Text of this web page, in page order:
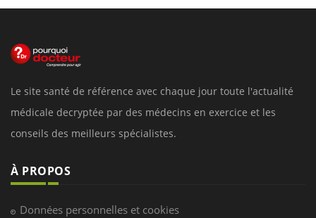
Le site santé de référence avec chaque jour toute l'actualité
médicale decryptée par des médecins en exercice et les
conseils des meilleurs spécialistes.
À PROPOS
Données personnelles et cookies